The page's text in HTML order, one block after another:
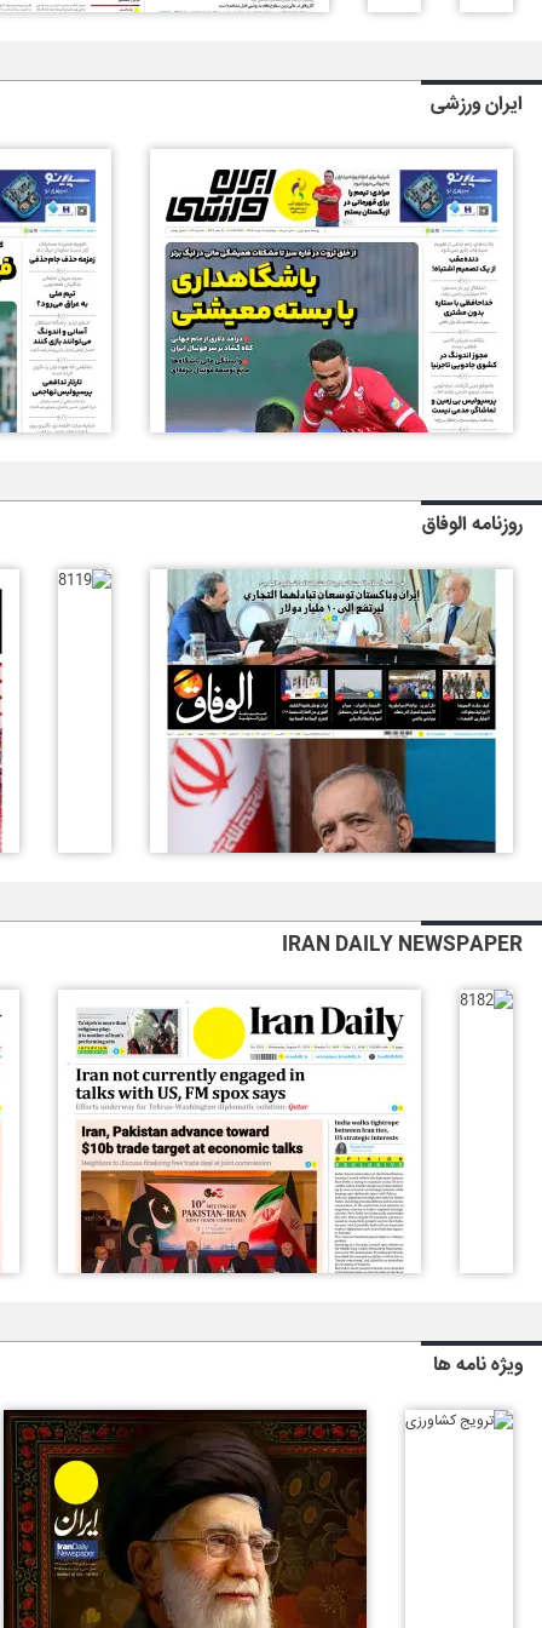
ایران ورزشی
روزنامه الوفاق
IRAN DAILY NEWSPAPER
ویژه نامه ها